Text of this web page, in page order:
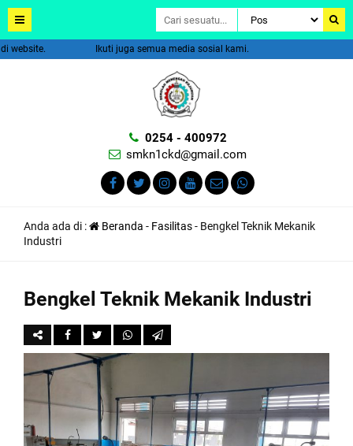
Ikuti juga semua media sosial kami.
0254 - 400972
smkn1ckd@gmail.com
Anda ada di : Beranda - Fasilitas- Bengkel Teknik Mekanik
Industri
Bengkel Teknik Mekanik Industri